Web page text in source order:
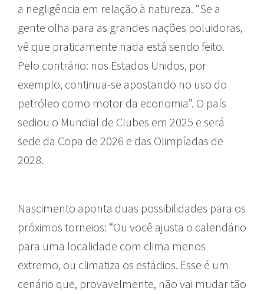
a negligência em relação à natureza. “Se a
gente olha para as grandes nações poluidoras,
vê que praticamente nada está sendo feito.
Pelo contrário: nos Estados Unidos, por
exemplo, continua-se apostando no uso do
petróleo como motor da economia”. O país
sediou o Mundial de Clubes em 2025 e será
sede da Copa de 2026 e das Olimpíadas de
2028.
Nascimento aponta duas possibilidades para os
próximos torneios: “Ou você ajusta o calendário
para uma localidade com clima menos
extremo, ou climatiza os estádios. Esse é um
cenário que, provavelmente, não vai mudar tão